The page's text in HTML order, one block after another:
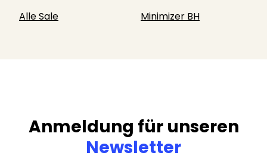
Alle Sale
Minimizer BH
Anmeldung für unseren
Newsletter